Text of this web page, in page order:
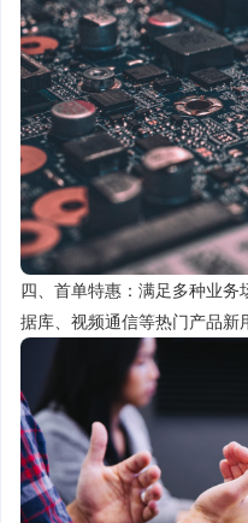
四、首单特惠：满足多种业
据库、视频通信等热门产品新